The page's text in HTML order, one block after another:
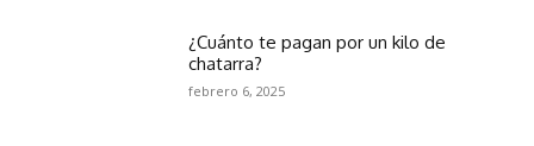
¿Cuánto te pagan por un kilo de
chatarra?
febrero 6, 2025